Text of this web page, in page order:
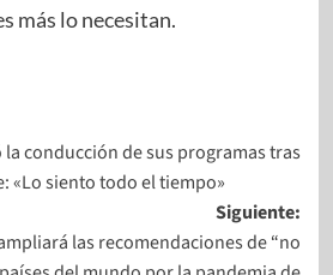
más lo necesitan.
conducción de sus programas tras
«Lo siento todo el tiempo»
Siguiente:
las recomendaciones de “no